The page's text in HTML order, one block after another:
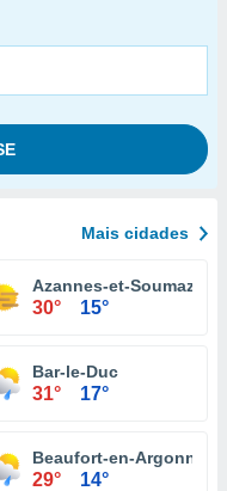
Mais cidades
Azannes-et-
30° 15°
Bar-le-Duc
31° 17°
Beaufort-en-Argonne
29° 14°